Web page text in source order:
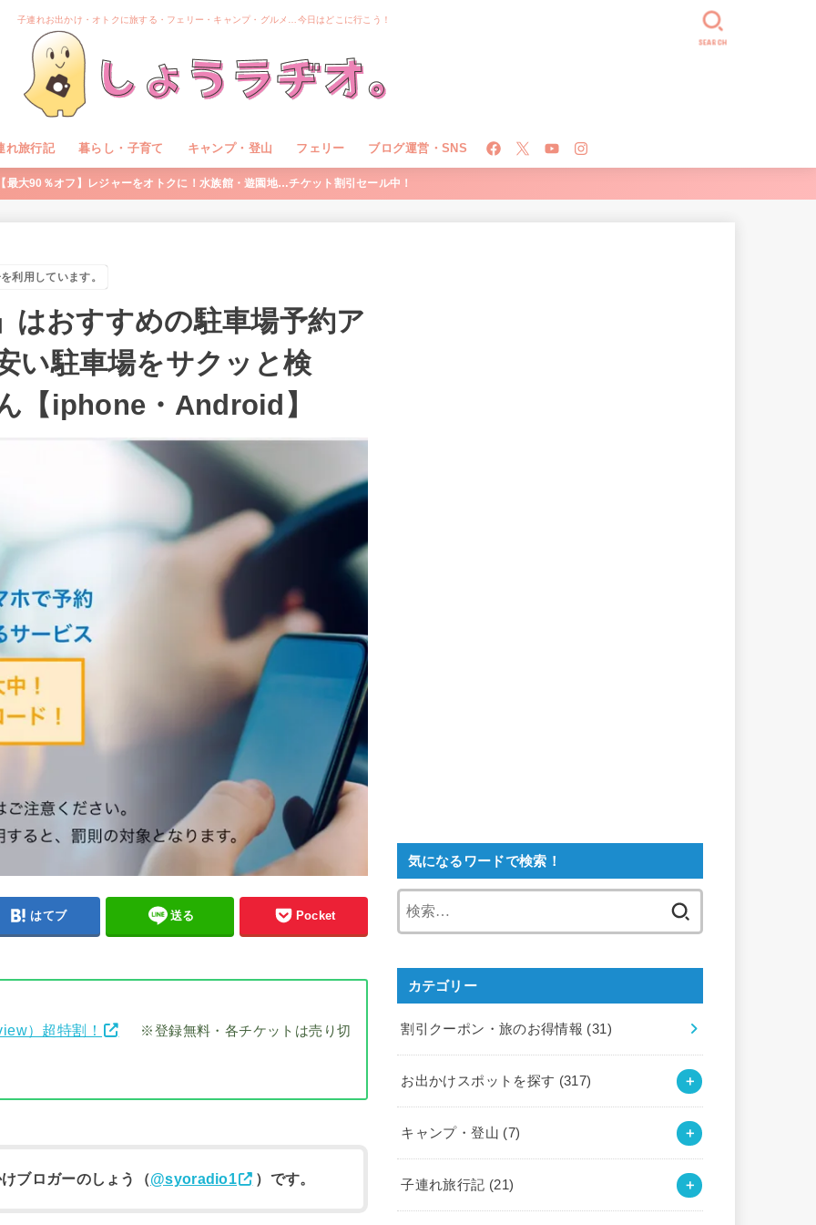
子連れお出かけ・オトクに旅する・フェリー・キャンプ・グルメ…今日はどこに行こう！
れ旅行記 暮らし・子育て キャンプ・登山 フェリー ブログ運営・SNS
SEARCH
最大90％オフ】レジャーをオトクに！水族館・遊園地…チケット割引セール中！
利用しています。
はおすすめの駐車場予約ア
い駐車場をサクッと検
【iphone・Android】
はてブ 送る Pocket
）超特割！ ※登録無料・各チケットは売り切
ブロガーのしょう（@syoradio1 ）です。
気になるワードで検索！
カテゴリー
割引クーポン・旅のお得情報 (31)
お出かけスポットを探す (317)
キャンプ・登山 (7)
子連れ旅行記 (21)